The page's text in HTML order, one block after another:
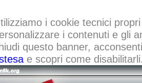
i cookie tecnici
i contenuti e gli
questo banner,
e scopri come